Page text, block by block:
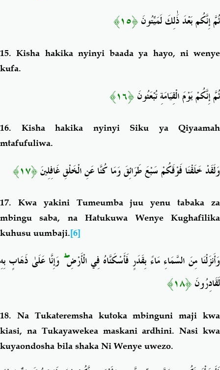
ثُمَّ إِنَّكُم بَعْدَ ذَٰلِكَ لَمَيِّتُونَ﴿١٥﴾
15.Kisha hakika nyinyi baada ya hayo, ni wenye
kufa.
ثُمَّ إِنَّكُمْ يَوْمَ الْقِيَامَةِ تُبْعَثُونَ﴿١٦﴾
16. Kisha hakika nyinyi Siku ya Qiyaamah
mtafufuliwa.
وَلَقَدْ خَلَقْنَا فَوْقَكُمْ سَبْعَ طَرَائِقَ وَمَا كُنَّا عَنِ الْخَلْقِ غَافِلِينَ﴿١٧﴾
17. Kwa yakini Tumeumba juu yenu tabaka za
mbingu saba, na Hatukuwa Wenye Kughafilika
kuhusu uumbaji.[6]
وَأَنزَلْنَا مِنَ السَّمَاءِ مَاءً بِقَدَرٍ فَأَسْكَنَّاهُ فِي الْأَرْضِۖ وَإِنَّا عَلَىٰ ذَهَابٍ بِهِ
لَقَادِرُونَ﴿١٨﴾
18. Na Tukateremsha kutoka mbinguni maji kwa
kiasi, na Tukayawekea maskani ardhini. Nasi kwa
kuyaondosha bila shaka Ni Wenye uwezo.